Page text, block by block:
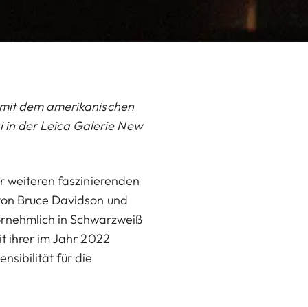
dem amerikanischen
der Leica Galerie New
weiteren faszinierenden
Bruce Davidson und
in Schwarzweiß
ihrer im Jahr 2022
für die